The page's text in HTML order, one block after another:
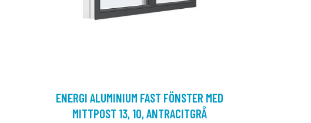
ENERGI ALUMINIUM FAST FÖNSTER MED
MITTPOST 13, 10, ANTRACITGRÅ